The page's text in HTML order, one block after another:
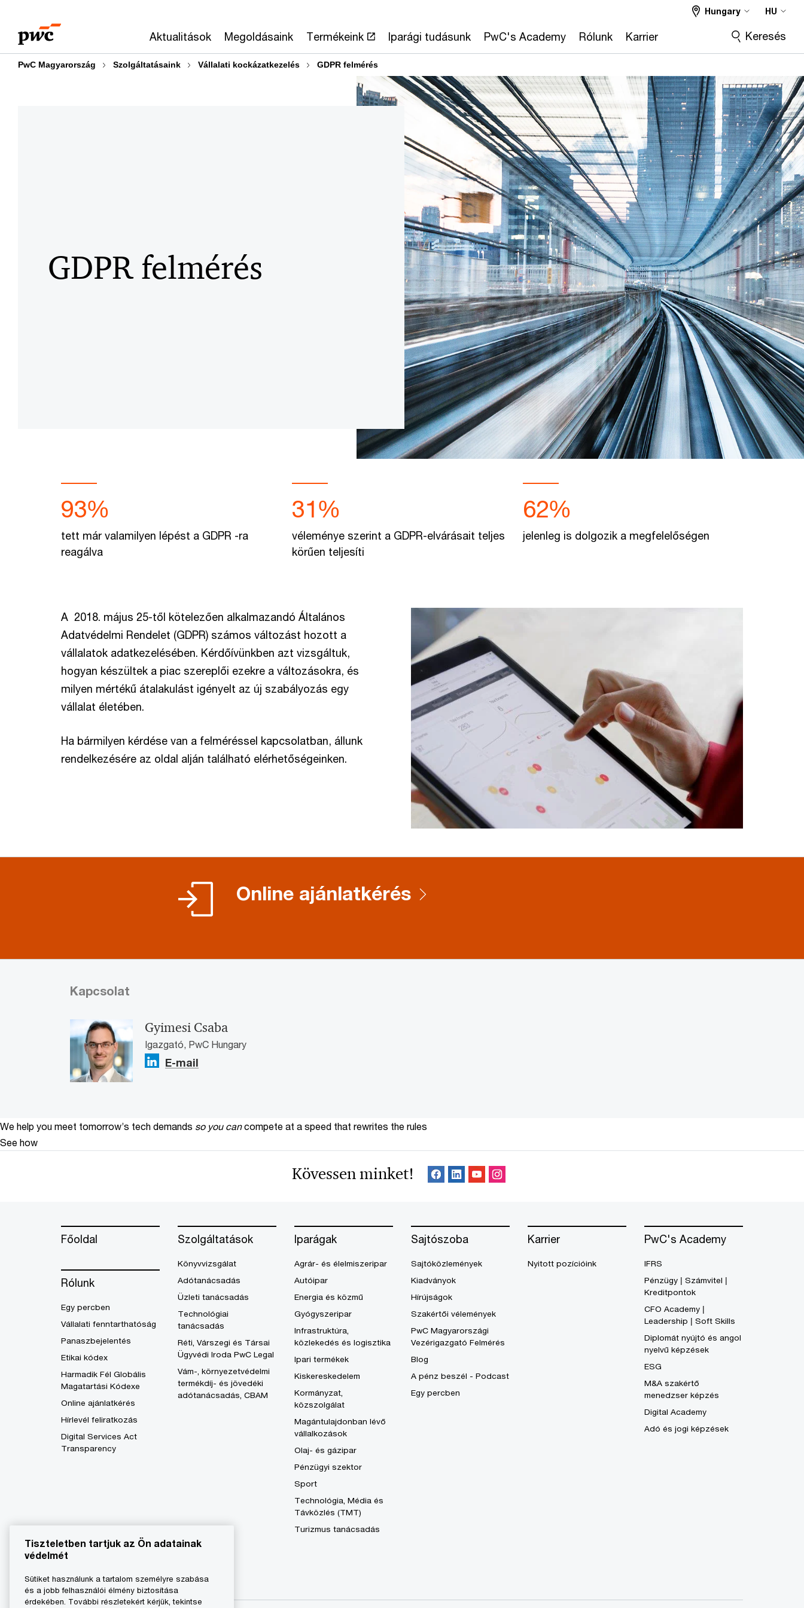
content
footer
Aktualitások Megoldásaink Termékeink Iparági tudásunk PwC's Academy Rólunk Karrier
Hungary HU
Keresés
PwC Magyarország Szolgáltatásaink Vállalati kockázatkezelés GDPR felmérés
GDPR felmérés
93%
tett már valamilyen lépést a GDPR -ra
reagálva
31%
véleménye szerint a GDPR-elvárásait teljes
körűen teljesíti
62%
jelenleg is dolgozik a megfelelőségen
A 2018. május 25-től kötelezően alkalmazandó Általános
Adatvédelmi Rendelet (GDPR) számos változást hozott a
vállalatok adatkezelésében. Kérdőívünkben azt vizsgáltuk,
hogyan készültek a piac szereplői ezekre a változásokra, és
milyen mértékű átalakulást igényelt az új szabályozás egy
vállalat életében.
Ha bármilyen kérdése van a felméréssel kapcsolatban, állunk
rendelkezésére az oldal alján található elérhetőségeinken.
Online ajánlatkérés
Kapcsolat
Gyimesi Csaba
Igazgató, PwC Hungary
E-mail
We help you meet tomorrow’s tech demands so you can compete at a speed that rewrites the rules
See how
Kövessen minket!
Főoldal
Rólunk
Egy percben
Vállalati fenntarthatóság
Panaszbejelentés
Etikai kódex
Harmadik Fél Globális
Magatartási Kódexe
Online ajánlatkérés
Hírlevél feliratkozás
Digital Services Act
Transparency
Szolgáltatások
Könyvvizsgálat
Adótanácsadás
Üzleti tanácsadás
Technológiai
tanácsadás
Réti, Várszegi és Társai
Ügyvédi Iroda PwC Legal
Vám-, környezetvédelmi
termékdíj- és jövedéki
adótanácsadás, CBAM
Iparágak
Agrár- és élelmiszeripar
Autóipar
Energia és közmű
Gyógyszeripar
Infrastruktúra,
közlekedés és logisztika
Ipari termékek
Kiskereskedelem
Kormányzat,
közszolgálat
Magántulajdonban lévő
vállalkozások
Olaj- és gázipar
Pénzügyi szektor
Sport
Technológia, Média és
Távközlés (TMT)
Turizmus tanácsadás
Sajtószoba
Sajtóközlemények
Kiadványok
Hírújságok
Szakértői vélemények
PwC Magyarországi
Vezérigazgató Felmérés
Blog
A pénz beszél - Podcast
Egy percben
Karrier
Nyitott pozícióink
PwC's Academy
IFRS
Pénzügy | Számvitel |
Kreditpontok
CFO Academy |
Leadership | Soft Skills
Diplomát nyújtó és angol
nyelvű képzések
ESG
M&A szakértő
menedzser képzés
Digital Academy
Adó és jogi képzések
Tiszteletben tartjuk az Ön adatainak
védelmét
Sütiket használunk a tartalom személyre szabása
és a jobb felhasználói élmény biztosítása
érdekében. További részletekért kérjük, tekintse